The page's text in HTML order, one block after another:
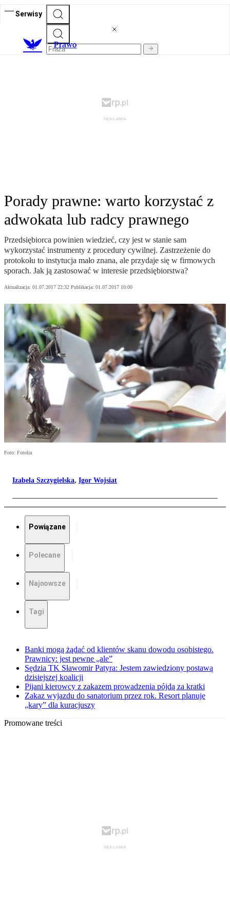
Serwisy
Prawo
Porady prawne: warto korzystać z
adwokata lub radcy prawnego
Przedsiębiorca powinien wiedzieć, czy jest w stanie sam
wykorzystać instrumenty z procedury cywilnej. Zastrzeżenie do
protokołu to instytucja mało znana, ale przydaje się w firmowych
sporach. Jak ją zastosować w interesie przedsiębiorstwa?
Aktualizacja: 01.07.2017 22:32 Publikacja: 01.07.2017 10:00
Foto: Fotolia
Izabela Szczygielska, Igor Wojsiat
Powiązane
Polecane
Najnowsze
Tagi
Banki mogą żądać od klientów skanu dowodu osobistego.
Prawnicy: jest pewne „ale”
Sędzia TK Sławomir Patyra: Jestem zawiedziony postawą
dzisiejszej koalicji
Pijani kierowcy z zakazem prowadzenia pójdą za kratki
Zakaz wyjazdu do sanatorium przez rok. Resort planuje
„kary” dla kuracjuszy
Promowane treści